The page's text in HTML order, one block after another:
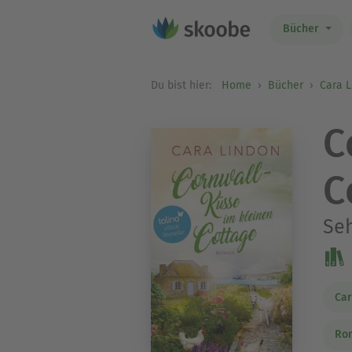
Bücher
Du bist hier: Home Bücher Cara